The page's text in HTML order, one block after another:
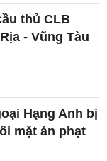
thủ CLB
- Vũng Tàu
Hạng Anh bị
mặt án phạt